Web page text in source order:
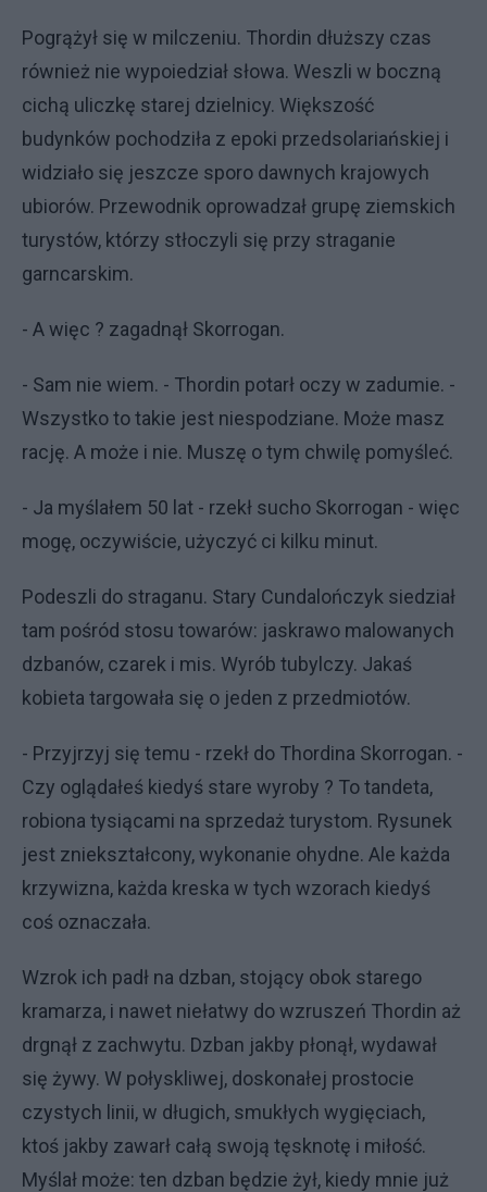
Pogrążył się w milczeniu. Thordin dłuższy czas
również nie wypoiedział słowa. Weszli w boczną
cichą uliczkę starej dzielnicy. Większość
budynków pochodziła z epoki przedsolariańskiej i
widziało się jeszcze sporo dawnych krajowych
ubiorów. Przewodnik oprowadzał grupę ziemskich
turystów, którzy stłoczyli się przy straganie
garncarskim.
- A więc ? zagadnął Skorrogan.
- Sam nie wiem. - Thordin potarł oczy w zadumie. -
Wszystko to takie jest niespodziane. Może masz
rację. A może i nie. Muszę o tym chwilę pomyśleć.
- Ja myślałem 50 lat - rzekł sucho Skorrogan - więc
mogę, oczywiście, użyczyć ci kilku minut.
Podeszli do straganu. Stary Cundalończyk siedział
tam pośród stosu towarów: jaskrawo malowanych
dzbanów, czarek i mis. Wyrób tubylczy. Jakaś
kobieta targowała się o jeden z przedmiotów.
- Przyjrzyj się temu - rzekł do Thordina Skorrogan. -
Czy oglądałeś kiedyś stare wyroby ? To tandeta,
robiona tysiącami na sprzedaż turystom. Rysunek
jest zniekształcony, wykonanie ohydne. Ale każda
krzywizna, każda kreska w tych wzorach kiedyś
coś oznaczała.
Wzrok ich padł na dzban, stojący obok starego
kramarza, i nawet niełatwy do wzruszeń Thordin aż
drgnął z zachwytu. Dzban jakby płonął, wydawał
się żywy. W połyskliwej, doskonałej prostocie
czystych linii, w długich, smukłych wygięciach,
ktoś jakby zawarł całą swoją tęsknotę i miłość.
Myślał może: ten dzban będzie żył, kiedy mnie już